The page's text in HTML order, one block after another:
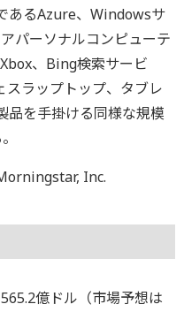
あるAzure、Windowsサ
パーソナルコンピューテ
、Bing検索サービ
スラップトップ、タブレ
品を手掛ける同様な規模
Inc.
億ドル（市場予想は